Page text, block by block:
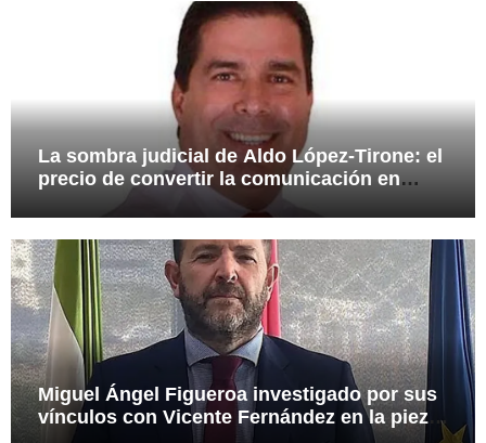
La sombra judicial de Aldo López-Tirone: el
precio de convertir la comunicación en
Miguel Ángel Figueroa investigado por sus
vínculos con Vicente Fernández en la pieza